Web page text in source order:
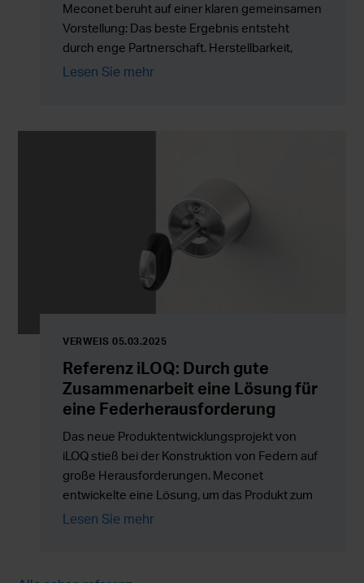
Meconet beruht auf einer klaren gemeinsamen
Vorstellung: Das beste Ergebnis entsteht
durch enge Partnerschaft. Herstellbarkeit,
Qualität und schnelle Produktentwicklung
Lesen Sie mehr
VERWEIS 05.03.2025
Referenz iLOQ: Durch gute
Zusammenarbeit eine Lösung für
eine Federherausforderung
Das neue Produktentwicklungsprojekt von
iLOQ stieß bei der Konstruktion von Federn auf
große Herausforderungen. Meconet
entwickelte eine Lösung, um das Produkt zum
Laufen und auf den Markt zu bringen.
Lesen Sie mehr